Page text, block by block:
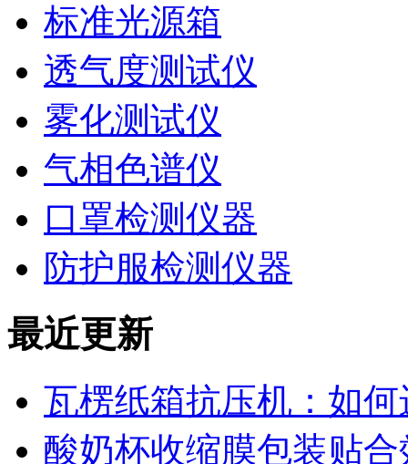
标准光源箱
透气度测试仪
雾化测试仪
气相色谱仪
口罩检测仪器
防护服检测仪器
最近更新
瓦楞纸箱抗压机：如
酸奶杯收缩膜包装贴